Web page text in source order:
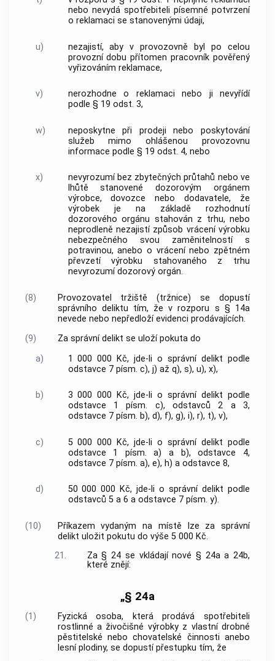
nebo nevydá spotřebiteli písemné potvrzení
o reklamaci se stanovenými údaji,
u)
nezajistí, aby v provozovně byl po celou
provozní dobu přítomen pracovník pověřený
vyřizováním reklamace,
v)
nerozhodne o reklamaci nebo ji nevyřídí
podle § 19 odst. 3,
w)
neposkytne při prodeji nebo poskytování
služeb mimo ohlášenou provozovnu
informace podle § 19 odst. 4, nebo
x)
nevyrozumí bez zbytečných průtahů nebo ve
lhůtě stanovené dozorovým orgánem
výrobce, dovozce nebo dodavatele, že
výrobek je na základě rozhodnutí
dozorového orgánu stahován z trhu, nebo
neprodleně nezajistí způsob vrácení výrobku
nebezpečného svou zaměnitelností s
potravinou, anebo o vrácení nebo zpětném
převzetí výrobku stahovaného z trhu
nevyrozumí dozorový orgán.
(8)
Provozovatel tržiště (tržnice) se dopustí
správního deliktu tím, že v rozporu s § 14a
nevede nebo nepředloží evidenci prodávajících.
(9)
Za správní delikt se uloží pokuta do
a)
1 000 000 Kč, jde-li o správní delikt podle
odstavce 7 písm. c), j) až q), s), u), x),
b)
3 000 000 Kč, jde-li o správní delikt podle
odstavce 1 písm. c), odstavců 2 a 3,
odstavce 7 písm. b), d), f), g), i), r), t), v),
c)
5 000 000 Kč, jde-li o správní delikt podle
odstavce 1 písm. a) a b), odstavce 4,
odstavce 7 písm. a), e), h) a odstavce 8,
d)
50 000 000 Kč, jde-li o správní delikt podle
odstavců 5 a 6 a odstavce 7 písm. y).
(10)
Příkazem vydaným na místě lze za správní
delikt uložit pokutu do výše 5 000 Kč.
21.
Za § 24 se vkládají nové § 24a a 24b,
které znějí:
„§ 24a
(1)
Fyzická osoba, která prodává spotřebiteli
rostlinné a živočišné výrobky z vlastní drobné
pěstitelské nebo chovatelské činnosti anebo
lesní plodiny, se dopustí přestupku tím, že